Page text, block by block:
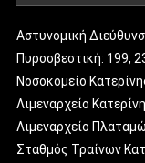
Αστυνομική
Πυροσβεστική: 199,
Νοσοκομείο
Λιμεναρχείο
Λιμεναρχείο
Σταθμός Τραίνων